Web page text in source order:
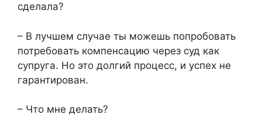
сделала?
– В лучшем случае ты можешь попробовать
потребовать компенсацию через суд как
супруга. Но это долгий процесс, и успех не
гарантирован.
– Что мне делать?